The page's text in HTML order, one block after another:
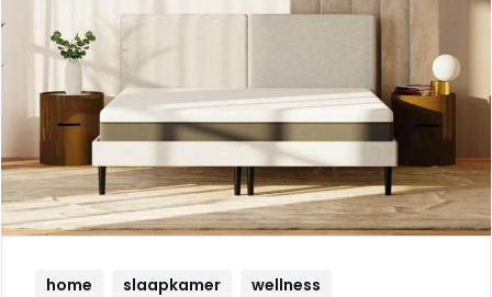
home slaapkamer
wellness